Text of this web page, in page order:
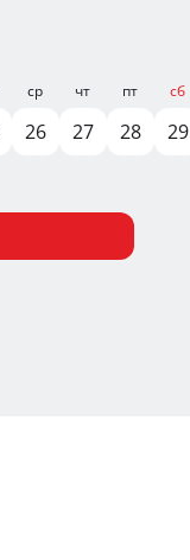
ср
26
чт
27
пт
28
сб
29